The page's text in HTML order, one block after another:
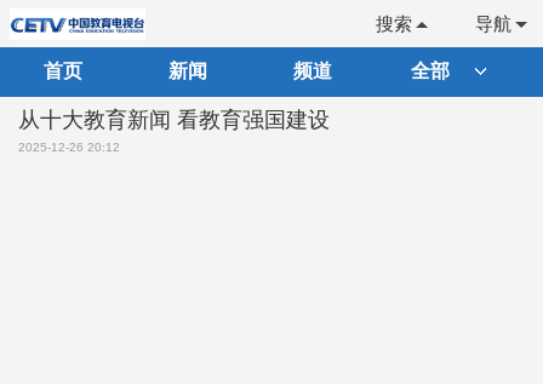
导航
搜索
首页 新闻 频道 全部
从十大教育新闻 看教育强国建设
2025-12-26 20:12